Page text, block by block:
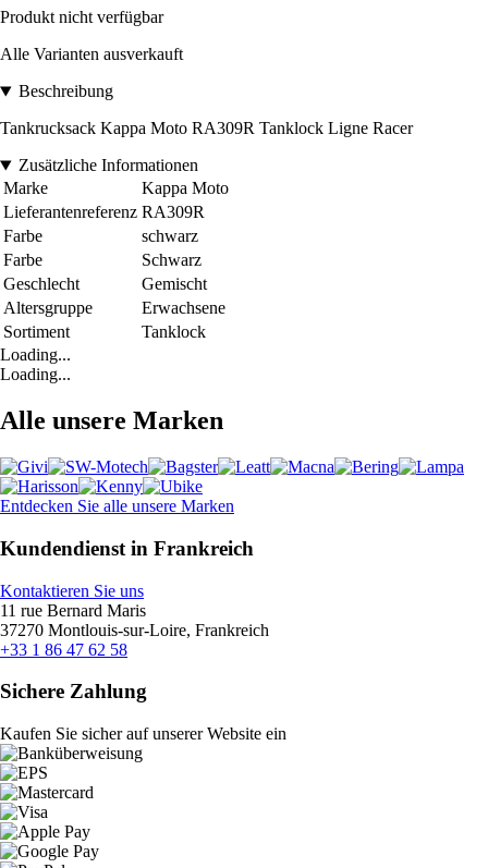
Produkt nicht verfügbar
Alle Varianten ausverkauft
Beschreibung
Tankrucksack Kappa Moto RA309R Tanklock Ligne Racer
Zusätzliche Informationen
Marke
Kappa Moto
Lieferantenreferenz RA309R
Farbe
schwarz
Farbe
Schwarz
Geschlecht
Gemischt
Altersgruppe
Erwachsene
Sortiment
Tanklock
Loading...
Loading...
Alle unsere Marken
Entdecken Sie alle unsere Marken
Kundendienst in Frankreich
Kontaktieren Sie uns
11 rue Bernard Maris
37270 Montlouis-sur-Loire, Frankreich
+33 1 86 47 62 58
Sichere Zahlung
Kaufen Sie sicher auf unserer Website ein